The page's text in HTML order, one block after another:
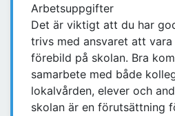
Arbetsuppgifter
Det är viktigt att du har
trivs med ansvaret att
förebild på skolan. Bra
samarbete med både
lokalvården, elever och
skolan är en förutsättning